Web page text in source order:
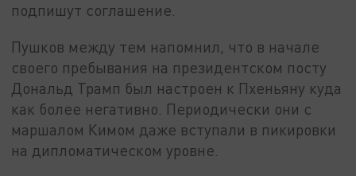
подпишут соглашение.
Пушков между тем напомнил, что в начале
своего пребывания на президентском посту
Дональд Трамп был настроен к Пхеньяну куда
как более негативно. Периодически они с
маршалом Кимом даже вступали в пикировки
на дипломатическом уровне.